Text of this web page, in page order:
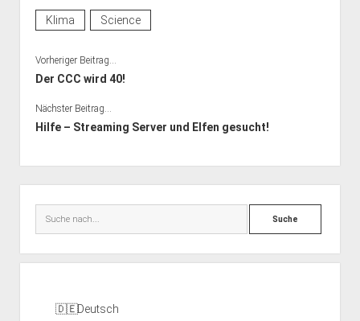
Klima Science
Vorheriger Beitrag...
Der CCC wird 40!
Nächster Beitrag...
Hilfe – Streaming Server und Elfen gesucht!
Suche
Deutsch